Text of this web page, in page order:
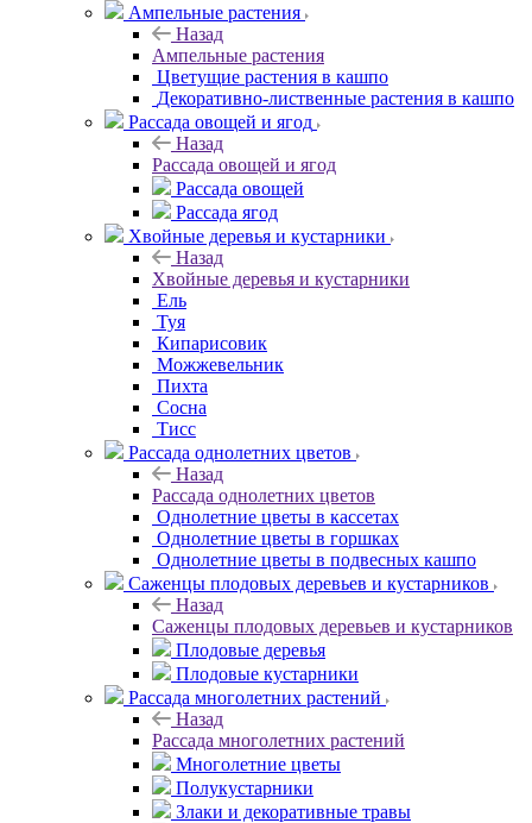
Ампельные растения
Назад
Ампельные растения
Цветущие растения в кашпо
Декоративно-лиственные растения в кашпо
Рассада овощей и ягод
Назад
Рассада овощей и ягод
Рассада овощей
Рассада ягод
Хвойные деревья и кустарники
Назад
Хвойные деревья и кустарники
Ель
Туя
Кипарисовик
Можжевельник
Пихта
Сосна
Тисc
Рассада однолетних цветов
Назад
Рассада однолетних цветов
Однолетние цветы в кассетах
Однолетние цветы в горшках
Однолетние цветы в подвесных кашпо
Саженцы плодовых деревьев и кустарников
Назад
Саженцы плодовых деревьев и кустарников
Плодовые деревья
Плодовые кустарники
Рассада многолетних растений
Назад
Рассада многолетних растений
Многолетние цветы
Полукустарники
Злаки и декоративные травы